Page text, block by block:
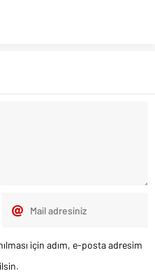
için adım, e-posta adresim